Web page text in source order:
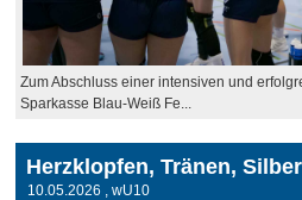
Zum Abschluss einer intensiven und
Sparkasse Blau-Weiß Fe...
10.05.2026 , wU10